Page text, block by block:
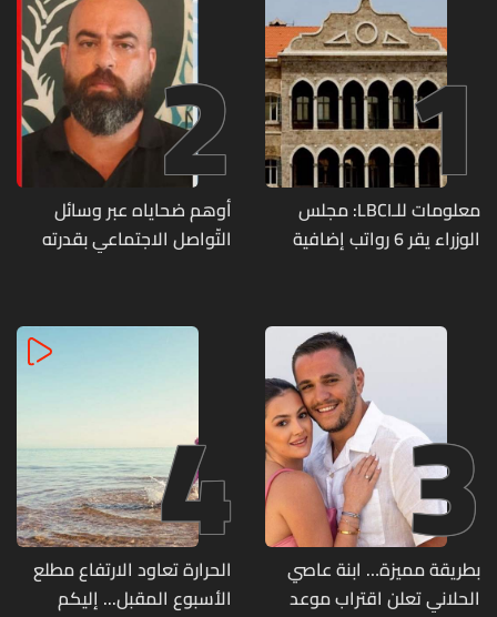
1
معلومات للـLBCI: مجلس
الوزراء يقر 6 رواتب إضافية
منذ آذار
2
أوهم ضحاياه عبر وسائل
التّواصل الاجتماعي بقدرته
وقع ضحيّة أعماله؟
3
بطريقة مميزة… ابنة عاصي
الحلاني تعلن اقتراب موعد
4
الحرارة تعاود الارتفاع مطلع
الأسبوع المقبل... إليكم